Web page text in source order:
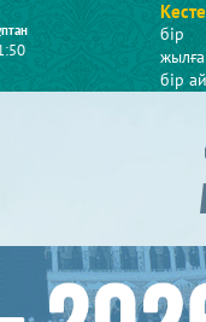
Кесте
бір
жылға
бір